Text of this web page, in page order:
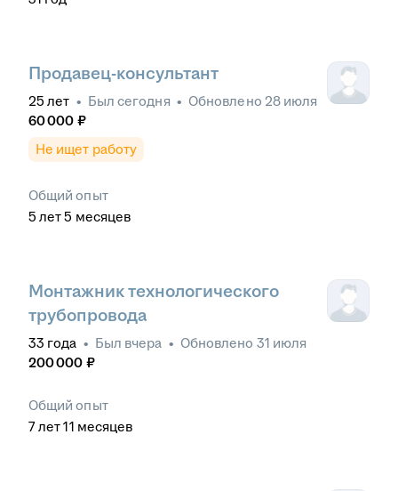
Продавец-консультант
25 лет • Был сегодня • Обновлено 28 июля
60 000 ₽
Не ищет работу
Общий опыт
5 лет 5 месяцев
Монтажник технологического
трубопровода
33 года • Был вчера • Обновлено 31 июля
200 000 ₽
Общий опыт
7лет 11 месяцев